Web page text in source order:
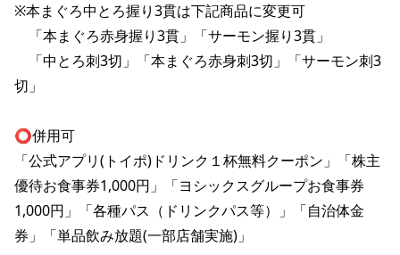
その他IR資料
適時開示資料
※本まぐろ中とろ握り3貫は下記商品に変更可
「本まぐろ赤身握り3貫」「サーモン握り3貫」
「中とろ刺3切」「本まぐろ赤身刺3切」「サーモン刺3
切」
⭕️併用可
「公式アプリ(トイポ)ドリンク１杯無料クーポン」「株主
優待お食事券1,000円」「ヨシックスグループお食事券
1,000円」「各種パス（ドリンクパス等）」「自治体金
券」「単品飲み放題(一部店舗実施)」